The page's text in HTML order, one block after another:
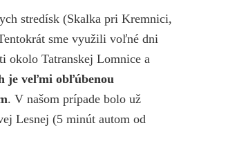
stredísk (Skalka pri Kremnici,
sme využili voľné dni
okolo Tatranskej Lomnice a
je veľmi obľúbenou
. V našom prípade bolo už
Lesnej (5 minút autom od